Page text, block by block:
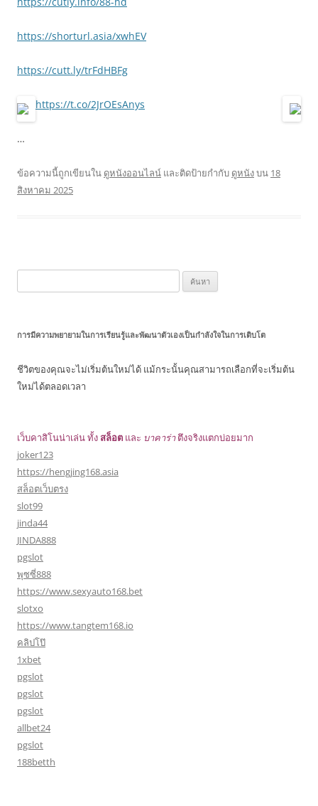
https://shorturl.asia/xwhEV
https://cutt.ly/trFdHBFg
https://t.co/2JrOEsAnys
…
ข้อความนี้ถูกเขียนใน ดูหนังออนไลน์ และติดป้ายกำกับ ดูหนังบน 18
สิงหาคม 2025
สำหรับ:
การมีความพยายามในการเรียนรู้และพัฒนาตัวเองเป็นกำลังใจในการเติบโต
ชีวิตของคุณจะไม่เริ่มต้นใหม่ได้ แม้กระนั้นคุณสามารถเลือกที่จะเริ่มต้น
ใหม่ได้ตลอดเวลา
เว็บคาสิโนน่าเล่น ทั้งสล็อต และ บาคาร่าตึงจริงแตกบ่อยมาก
joker123
https://hengjing168.asia
สล็อตเว็บตรง
slot99
jinda44
JINDA888
pgslot
พุซซี่888
https://www.sexyauto168.bet
slotxo
https://www.tangtem168.io
คลิปโป๊
1xbet
pgslot
pgslot
pgslot
allbet24
pgslot
188betth